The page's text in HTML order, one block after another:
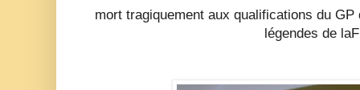
mort tragiquement aux qualifications du GP
légendes de